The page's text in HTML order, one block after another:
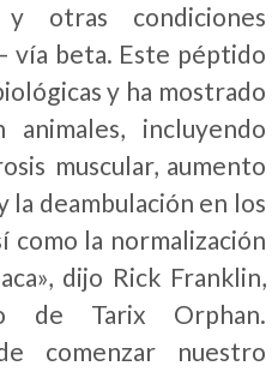
y otras condiciones
vía beta. Este péptido
y ha mostrado
incluyendo
muscular, aumento
la deambulación en los
como la normalización
dijo Rick Franklin,
de Tarix Orphan.
comenzar nuestro